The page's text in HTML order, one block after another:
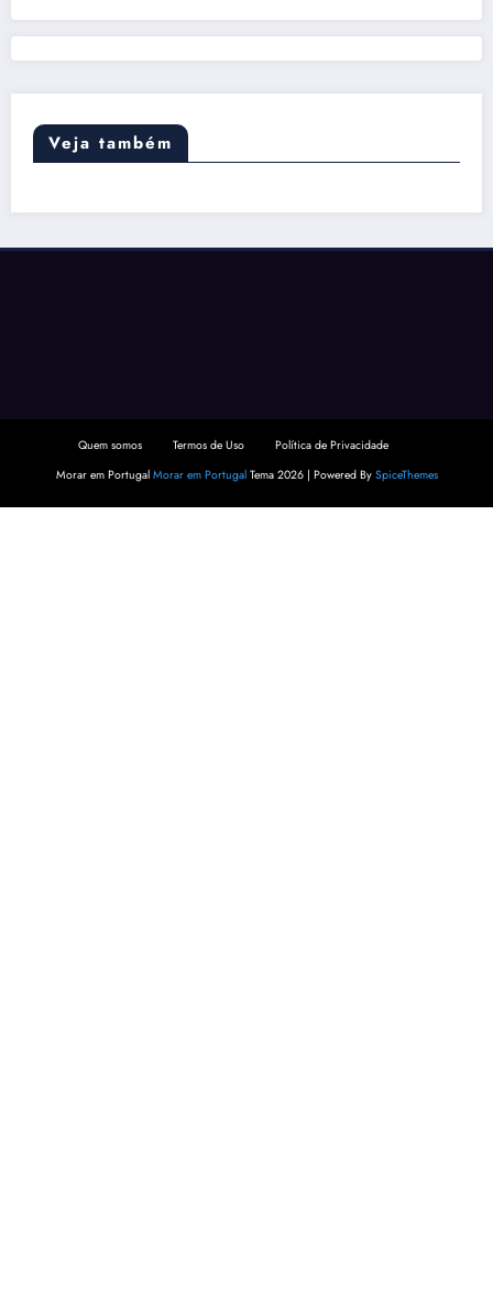
Veja também
Quem somos Termos de Uso
Política de Privacidade
Morar em Portugal Morar em PortugalTema 2026 | Powered By SpiceThemes